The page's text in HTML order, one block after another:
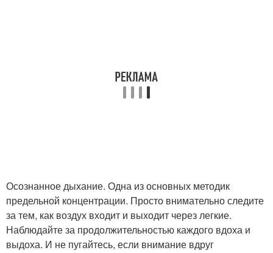
Осознанное дыхание. Одна из основных методик
предельной концентрации. Просто внимательно следите
за тем, как воздух входит и выходит через легкие.
Наблюдайте за продолжительностью каждого вдоха и
выдоха. И не пугайтесь, если внимание вдруг